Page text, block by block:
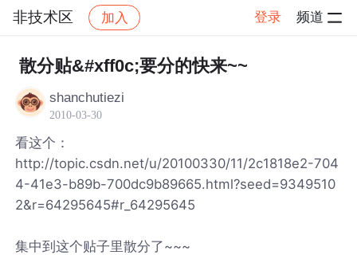
非技术区 加入 登录 频道
社区 非技术区 帖子详情
散分贴&#xff0c;要分的快来~~
shanchutiezi
2010-03-30
看这个：
http://topic.csdn.net/u/20100330/11/2c1818e2-704
4-41e3-b89b-700dc9b89665.html?seed=9349510
2&r=64295645#r_64295645
集中到这个贴子里散分了~~~